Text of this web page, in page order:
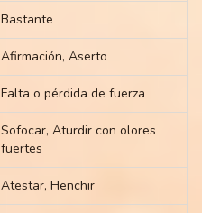
Bastante
Afirmación, Aserto
Falta o pérdida de fuerza
Sofocar, Aturdir con olores
fuertes
Atestar, Henchir